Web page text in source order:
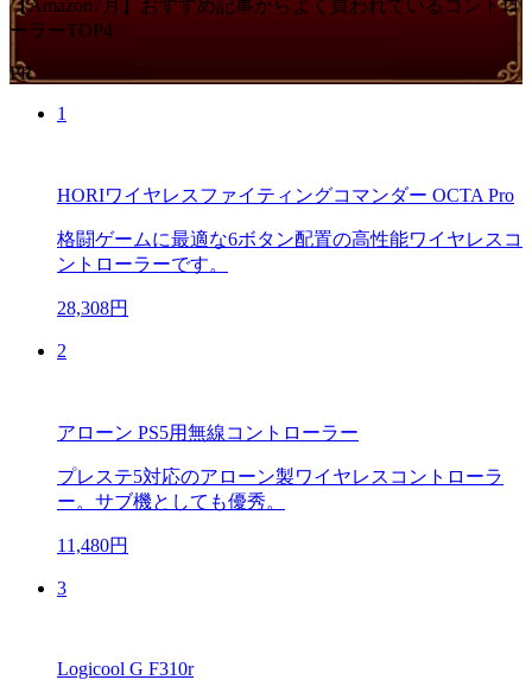
【Amazon7月】おすすめ記事からよく買われているコントロ
ーラーTOP4
PR
1
HORIワイヤレスファイティングコマンダー OCTA Pro
格闘ゲームに最適な6ボタン配置の高性能ワイヤレスコ
ントローラーです。
28,308円
2
アローン PS5用無線コントローラー
プレステ5対応のアローン製ワイヤレスコントローラ
ー。サブ機としても優秀。
11,480円
3
Logicool G F310r